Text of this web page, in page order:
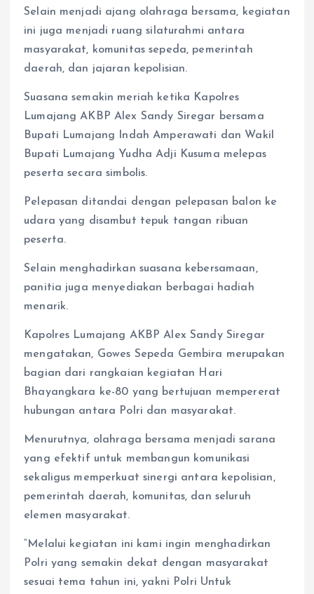
Selain menjadi ajang olahraga bersama, kegiatan
ini juga menjadi ruang silaturahmi antara
masyarakat, komunitas sepeda, pemerintah
daerah, dan jajaran kepolisian.
Suasana semakin meriah ketika Kapolres
Lumajang AKBP Alex Sandy Siregar bersama
Bupati Lumajang Indah Amperawati dan Wakil
Bupati Lumajang Yudha Adji Kusuma melepas
peserta secara simbolis.
Pelepasan ditandai dengan pelepasan balon ke
udara yang disambut tepuk tangan ribuan
peserta.
Selain menghadirkan suasana kebersamaan,
panitia juga menyediakan berbagai hadiah
menarik.
Kapolres Lumajang AKBP Alex Sandy Siregar
mengatakan, Gowes Sepeda Gembira merupakan
bagian dari rangkaian kegiatan Hari
Bhayangkara ke-80 yang bertujuan mempererat
hubungan antara Polri dan masyarakat.
Menurutnya, olahraga bersama menjadi sarana
yang efektif untuk membangun komunikasi
sekaligus memperkuat sinergi antara kepolisian,
pemerintah daerah, komunitas, dan seluruh
elemen masyarakat.
“Melalui kegiatan ini kami ingin menghadirkan
Polri yang semakin dekat dengan masyarakat
sesuai tema tahun ini, yakni Polri Untuk